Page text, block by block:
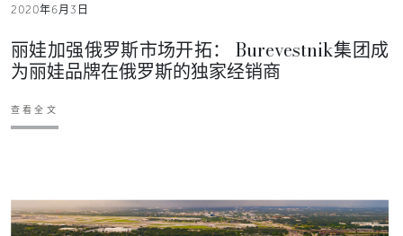
2020年6月3日
丽娃加强俄罗斯市场开拓： Burevestnik集团成
为丽娃品牌在俄罗斯的独家经销商
查看全文